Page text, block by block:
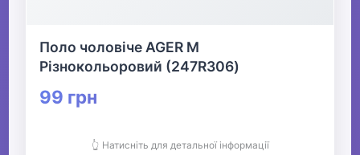
Поло чоловіче AGER M
Різнокольоровий (247R306)
99 грн
👆 Натисніть для детальної інформації